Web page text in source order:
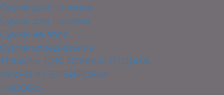
Сумки для пикника
Сумки для покупок
Сумки на пояс
Сумки холодильник
ТОВАРЫ ДЛЯ ДОМА И ОТДЫХА
КУХНЯ И СЕРВИРОВКА
НАБОРЫ